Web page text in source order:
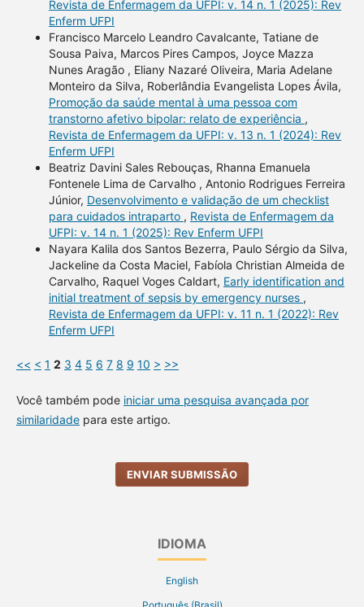
Revista de Enfermagem da UFPI: v. 14 n. 1 (2025): Rev
Enferm UFPI
Francisco Marcelo Leandro Cavalcante, Tatiane de
Sousa Paiva, Marcos Pires Campos, Joyce Mazza
Nunes Aragão , Eliany Nazaré Oliveira, Maria Adelane
Monteiro da Silva, Roberlândia Evangelista Lopes Ávila,
Promoção da saúde mental à uma pessoa com
transtorno afetivo bipolar: relato de experiência ,
Revista de Enfermagem da UFPI: v. 13 n. 1 (2024): Rev
Enferm UFPI
Beatriz Davini Sales Rebouças, Rhanna Emanuela
Fontenele Lima de Carvalho , Antonio Rodrigues Ferreira
Júnior, Desenvolvimento e validação de um checklist
para cuidados intraparto , Revista de Enfermagem da
UFPI: v. 14 n. 1 (2025): Rev Enferm UFPI
Nayara Kalila dos Santos Bezerra, Paulo Sérgio da Silva,
Jackeline da Costa Maciel, Fabíola Christian Almeida de
Carvalho, Raquel Voges Caldart, Early identification and
initial treatment of sepsis by emergency nurses ,
Revista de Enfermagem da UFPI: v. 11 n. 1 (2022): Rev
Enferm UFPI
<< < 1 2 3 4 5 6 7 8 9 10 > >>
Você também pode iniciar uma pesquisa avançada por
similaridadepara este artigo.
ENVIAR SUBMISSÃO
IDIOMA
English